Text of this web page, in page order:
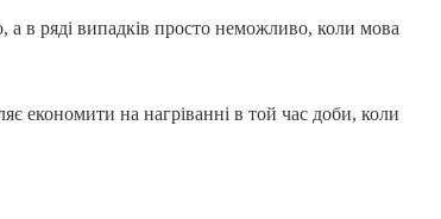
а в ряді випадків просто неможливо, коли мова
економити на нагріванні в той час доби, коли